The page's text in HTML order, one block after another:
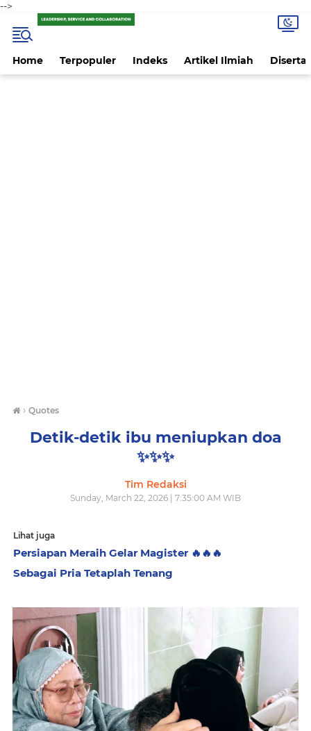
-->
Home Terpopuler Indeks Artikel Ilmiah
› Quotes
Detik-detik ibu meniupkan doa
✨️✨️✨️
Tim Redaksi
Sunday, March 22, 2026 | 7:35:00 AM WIB
Lihat juga
Persiapan Meraih Gelar Magister 🔥🔥🔥
Sebagai Pria Tetaplah Tenang